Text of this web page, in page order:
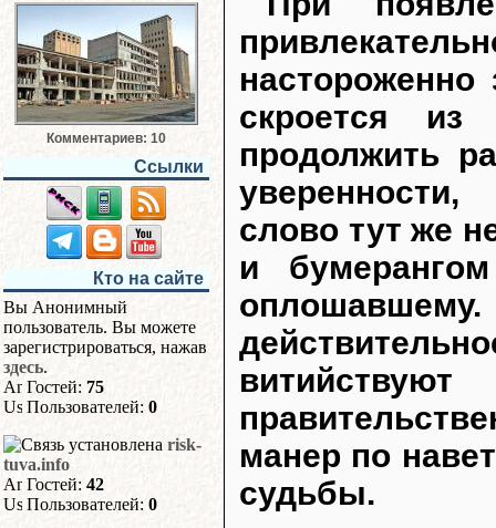
Комментариев: 10
Ссылки
Кто на сайте
Вы Анонимный
пользователь. Вы можете
зарегистрироваться, нажав
здесь.
Гостей: 75
Пользователей: 0
risk-
tuva.info
Гостей: 42
Пользователей: 0
скроется
продолжить
слово тут же
и
манер по
судьбы.